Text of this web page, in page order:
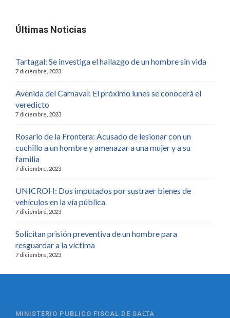
Últimas Noticias
Tartagal: Se investiga el hallazgo de un hombre sin vida
7 diciembre, 2023
Avenida del Carnaval: El próximo lunes se conocerá el
veredicto
7 diciembre, 2023
Rosario de la Frontera: Acusado de lesionar con un
cuchillo a un hombre y amenazar a una mujer y a su
familia
7 diciembre, 2023
UNICROH: Dos imputados por sustraer bienes de
vehículos en la vía pública
7 diciembre, 2023
Solicitan prisión preventiva de un hombre para
resguardar a la víctima
7 diciembre, 2023
MINISTERIO PUBLICO FISCAL DE SALTA